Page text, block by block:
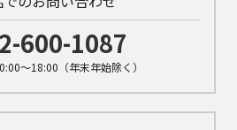
600-1087
～18:00（年末年始除く）